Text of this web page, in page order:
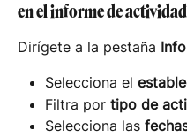
en el informe de
Dirígete a la pestaña
Selecciona el
Filtra por tipo de
Selecciona las